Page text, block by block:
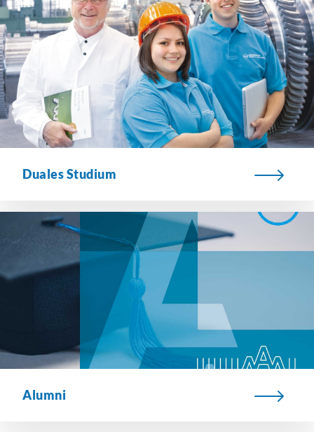
Duales Studium
Alumni